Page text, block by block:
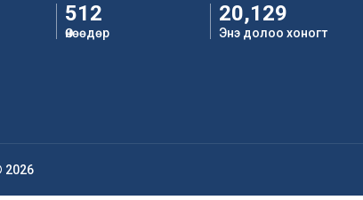
512
Өнөөдөр
20,129
Энэ долоо хоногт
2026